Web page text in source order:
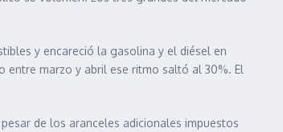
y encareció la gasolina y el diésel en
marzo y abril ese ritmo saltó al 30%. El
de los aranceles adicionales impuestos